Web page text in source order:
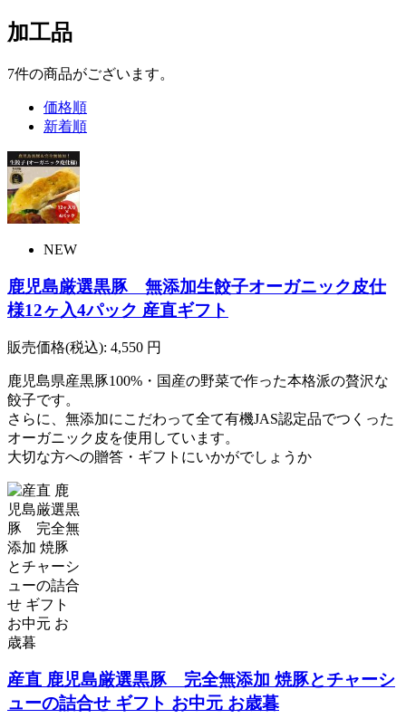
加工品
7件の商品がございます。
価格順
新着順
NEW
鹿児島厳選黒豚 無添加生餃子オーガニック皮仕
様12ヶ入4パック 産直ギフト
販売価格(税込): 4,550 円
鹿児島県産黒豚100%・国産の野菜で作った本格派の贅沢な
餃子です。
さらに、無添加にこだわって全て有機JAS認定品でつくった
オーガニック皮を使用しています。
大切な方への贈答・ギフトにいかがでしょうか
産直 鹿児島厳選黒豚 完全無添加 焼豚とチャーシ
ューの詰合せ ギフト お中元 お歳暮